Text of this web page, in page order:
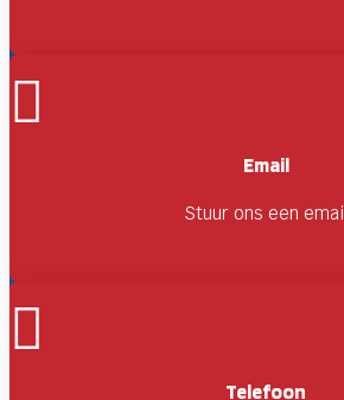

Email
Stuur ons een email

Telefoon